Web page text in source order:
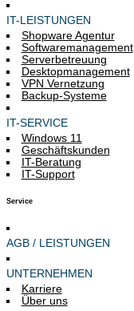
IT-LEISTUNGEN
Shopware Agentur
Softwaremanagement
Serverbetreuung
Desktopmanagement
VPN Vernetzung
Backup-Systeme
IT-SERVICE
Windows 11
Geschäftskunden
IT-Beratung
IT-Support
Service
AGB / LEISTUNGEN
UNTERNEHMEN
Karriere
Über uns